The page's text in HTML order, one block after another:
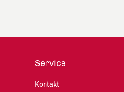
Service
Kontakt